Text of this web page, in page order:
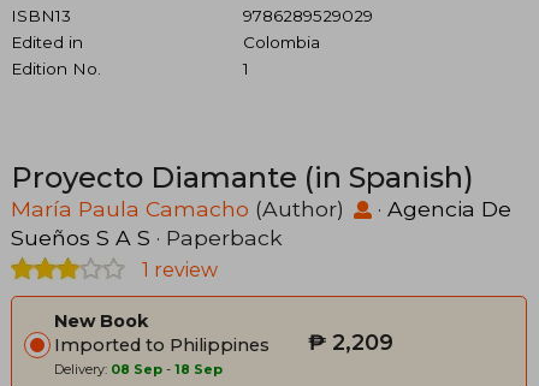
ISBN13
9786289529029
Edited in
Colombia
Edition No.
1
Proyecto Diamante (in Spanish)
María Paula Camacho (Author) · Agencia De
Sueños S A S · Paperback
1 review
New Book
Imported to Philippines
Delivery: 08 Sep - 18 Sep
₱ 2,209